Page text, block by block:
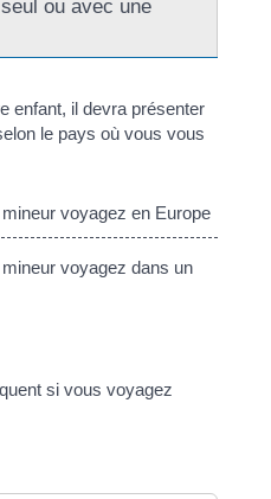
ou avec une
enfant, il devra présenter
le pays où vous vous
voyagez en Europe
voyagez dans un
si vous voyagez